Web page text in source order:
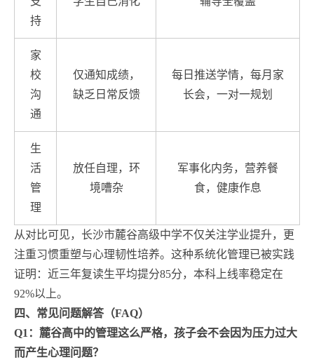
持
家
校
沟
通
仅通知成绩，
缺乏日常反馈
每日推送学情，每月家
长会，一对一规划
生
活
管
理
放任自理，环
境嘈杂
军事化内务，营养餐
食，健康作息
从对比可见，长沙市麓谷高级中学不仅关注学业提升，更
注重习惯重塑与心理韧性培养。这种系统化管理已被实践
证明：近三年复读生平均提分85分，本科上线率稳定在
92%以上。
四、常见问题解答（FAQ）
Q1：麓谷高中的管理这么严格，孩子会不会因为压力过大
而产生心理问题？